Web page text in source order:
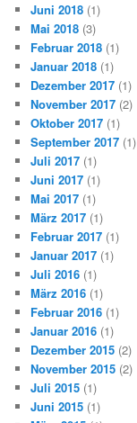
Juni 2018 (1)
Mai 2018 (3)
Februar 2018 (1)
Januar 2018 (1)
Dezember 2017 (1)
November 2017 (2)
Oktober 2017 (1)
September 2017 (1)
Juli 2017 (1)
Juni 2017 (1)
Mai 2017 (1)
März 2017 (1)
Februar 2017 (1)
Januar 2017 (1)
Juli 2016 (1)
März 2016 (1)
Februar 2016 (1)
Januar 2016 (1)
Dezember 2015 (2)
November 2015 (2)
Juli 2015 (1)
Juni 2015 (1)